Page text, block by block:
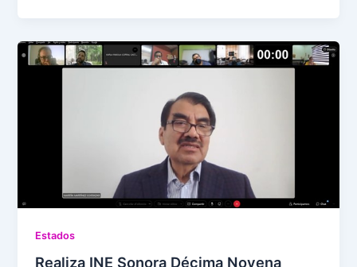
Estados
Realiza INE Sonora Décima Novena